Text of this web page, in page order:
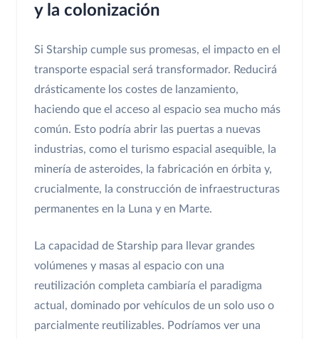
y la colonización
Si Starship cumple sus promesas, el impacto en el
transporte espacial será transformador. Reducirá
drásticamente los costes de lanzamiento,
haciendo que el acceso al espacio sea mucho más
común. Esto podría abrir las puertas a nuevas
industrias, como el turismo espacial asequible, la
minería de asteroides, la fabricación en órbita y,
crucialmente, la construcción de infraestructuras
permanentes en la Luna y en Marte.
La capacidad de Starship para llevar grandes
volúmenes y masas al espacio con una
reutilización completa cambiaría el paradigma
actual, dominado por vehículos de un solo uso o
parcialmente reutilizables. Podríamos ver una